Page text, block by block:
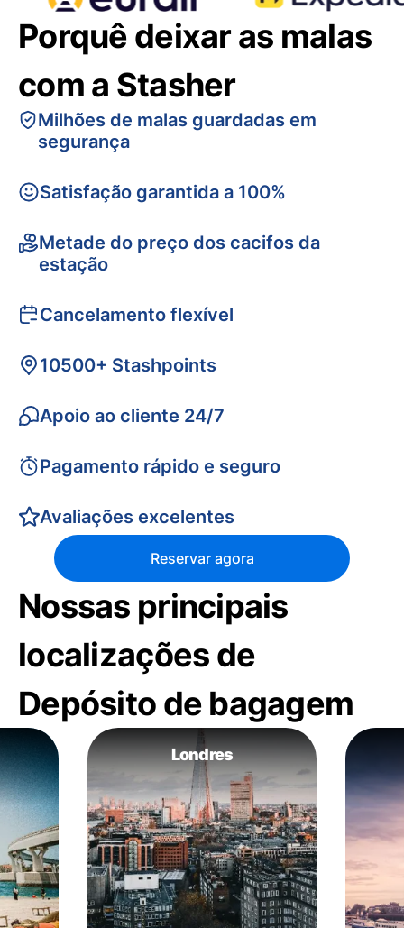
Porquê deixar as malas
com a Stasher
Milhões de malas guardadas em
segurança
Satisfação garantida a 100%
Metade do preço dos cacifos da
estação
Cancelamento flexível
10500+ Stashpoints
Apoio ao cliente 24/7
Pagamento rápido e seguro
Avaliações excelentes
Reservar agora
Nossas principais
localizações de
Depósito de bagagem
Londres